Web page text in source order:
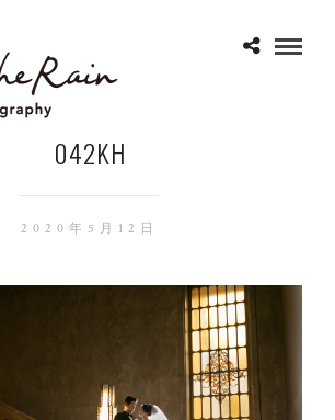
042KH
2020年5月12日